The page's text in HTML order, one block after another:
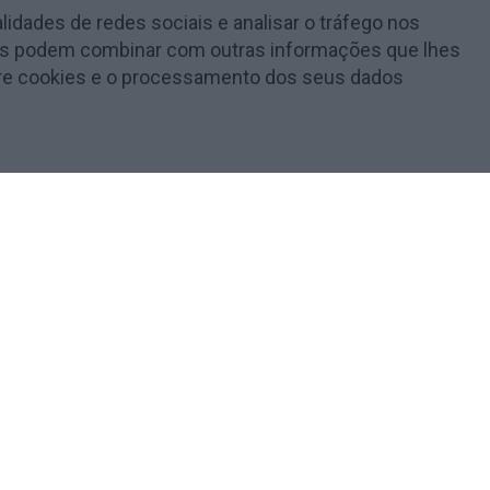
de redes sociais e analisar o tráfego nos
podem combinar com outras informações que lhes
cookies e o processamento dos seus dados